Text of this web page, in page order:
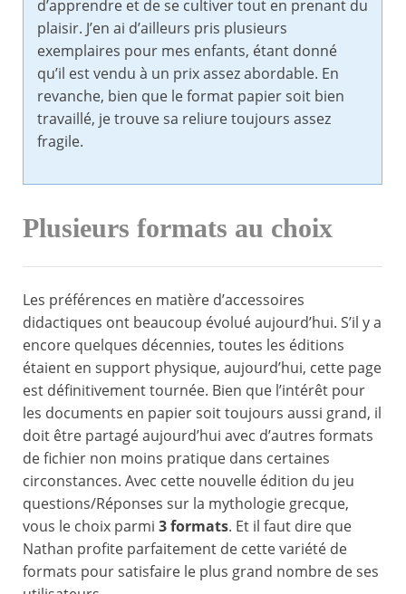
d’apprendre et de se cultiver tout en prenant du
plaisir. J’en ai d’ailleurs pris plusieurs
exemplaires pour mes enfants, étant donné
qu’il est vendu à un prix assez abordable. En
revanche, bien que le format papier soit bien
travaillé, je trouve sa reliure toujours assez
fragile.
Plusieurs formats au choix
Les préférences en matière d’accessoires
didactiques ont beaucoup évolué aujourd’hui. S’il y a
encore quelques décennies, toutes les éditions
étaient en support physique, aujourd’hui, cette page
est définitivement tournée. Bien que l’intérêt pour
les documents en papier soit toujours aussi grand, il
doit être partagé aujourd’hui avec d’autres formats
de fichier non moins pratique dans certaines
circonstances. Avec cette nouvelle édition du jeu
questions/Réponses sur la mythologie grecque,
vous le choix parmi 3 formats. Et il faut dire que
Nathan profite parfaitement de cette variété de
formats pour satisfaire le plus grand nombre de ses